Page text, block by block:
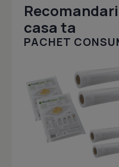
casa ta
PACHET